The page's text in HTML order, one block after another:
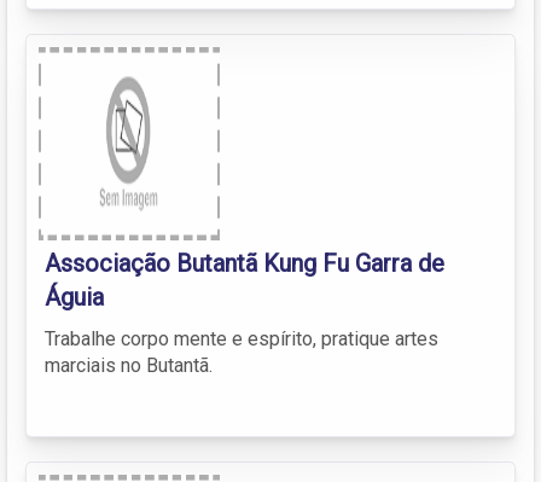
Associação Butantã Kung Fu Garra de
Águia
Trabalhe corpo mente e espírito, pratique artes
marciais no Butantã.